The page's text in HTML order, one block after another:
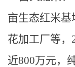
亩生态红米
花加工厂等，
近800万元，